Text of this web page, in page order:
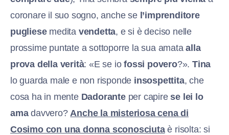
coronare il suo sogno, anche se l’imprenditore
pugliesemedita vendetta, e si è deciso nelle
prossime puntate a sottoporre la sua amataalla
prova della verità: «E se iofossi povero?».Tina
lo guarda male e non risponde insospettita, che
cosa ha in mente Dadoranteper capirese lei lo
amadavvero? Anche la misteriosa cena di
Cosimo con una donna sconosciutaè risolta: si